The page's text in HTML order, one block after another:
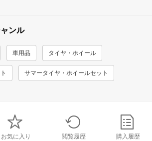
ンル
車用品 タイヤ・ホイール
サマータイヤ・ホイールセット
お気に入り 閲覧履歴 購入履歴